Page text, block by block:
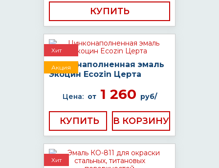
КУПИТЬ
Хит
Акция
Цинконаполненная эмаль
Экоцин Ecozin Церта
Цена: от1 260 руб/
КУПИТЬ
Хит